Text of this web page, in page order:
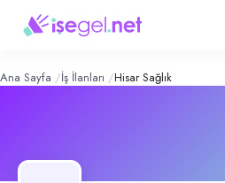
Sağlık–
Konum:
Hisar Sağlık, Ümraniye, İstanbul
Ana Sayfa İş İlanları Hisar Sağlık